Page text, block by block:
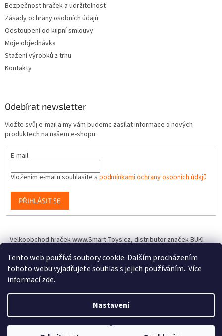
Tento web používá soubory cookie. Dalším procházením
tohoto webu vyjadřujete souhlas s jejich používáním.. Více
informacízde.
Nastavení
Bezpečnost hraček a udržitelnost
Zásady ochrany osobních údajů
Odstoupení od kupní smlouvy
Moje objednávka
Stažení výrobků z trhu
Kontakty
Odebírat newsletter
Vložte svůj e-mail a my vám budeme zasílat informace o nových
produktech na našem e-shopu.
E-mail
Vložením e-mailu souhlasíte s podmínkami ochrany osobních údajů
PŘIHLÁSIT SE
Velkoobchod hraček www.Smart-Toys.cz, distributor značek BUKI
Copyright 2026IQhracky.cz. Všechna práva vyhrazena.Upravit